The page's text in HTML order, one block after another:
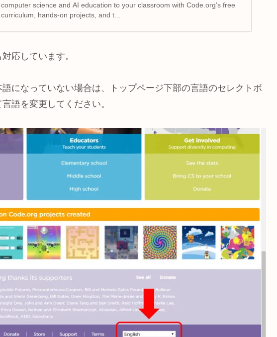
science and AI education to your classroom with Code.org’s free
hands-on projects, and t...
応しています。
になっていない場合は、トップページ下部の言語のセレクトボ
語を変更してください。